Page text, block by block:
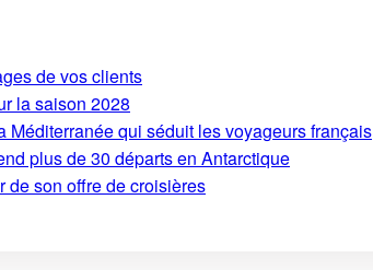
de vos clients
la saison 2028
qui séduit les voyageurs français
plus de 30 départs en Antarctique
son offre de croisières